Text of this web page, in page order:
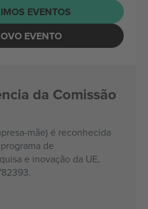
EVENTOS
EVENTO
da Comissão
mãe) é reconhecida
de
e inovação da UE,